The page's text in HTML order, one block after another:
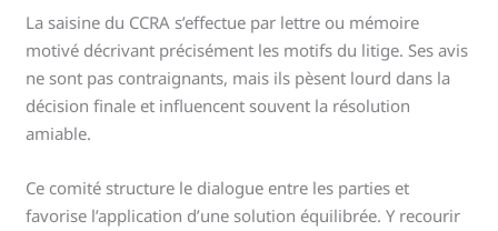
La saisine du CCRA s’effectue par lettre ou mémoire
motivé décrivant précisément les motifs du litige. Ses avis
ne sont pas contraignants, mais ils pèsent lourd dans la
décision finale et influencent souvent la résolution
amiable.
Ce comité structure le dialogue entre les parties et
favorise l’application d’une solution équilibrée. Y recourir